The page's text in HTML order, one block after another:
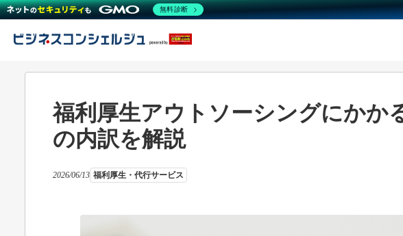
福利厚生アウトソーシングにかか
の内訳を解説
2026/06/13 福利厚生・代行サービス
無料診断